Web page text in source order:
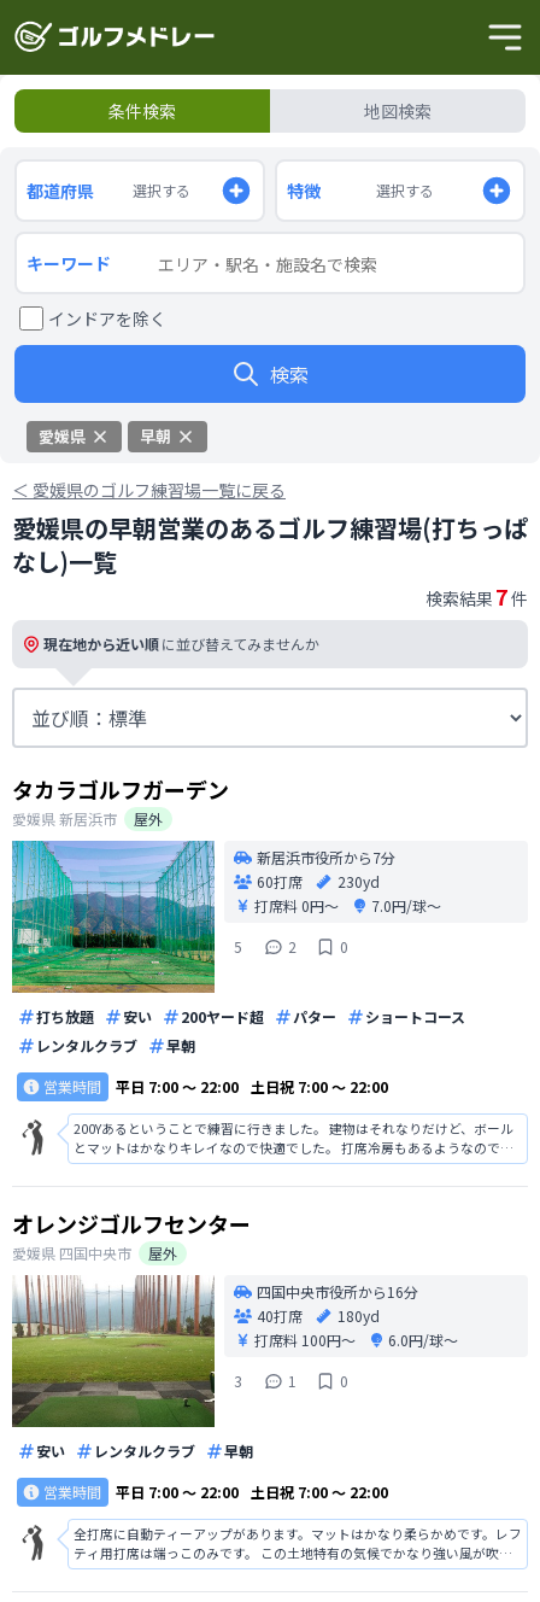
条件検索 地図検索
都道府県 選択する 特徴 選択する
キーワード
インドアを除く
検索
愛媛県 早朝
＜ 愛媛県のゴルフ練習場一覧に戻る
愛媛県の早朝営業のあるゴルフ練習場(打ちっぱ
なし)一覧
検索結果 7件
現在地から近い順に並び替えてみませんか
タカラゴルフガーデン
愛媛県新居浜市
屋外
新居浜市役所から7分
60打席
230yd
打席料0円〜
7.0円/球〜
5
2 0
打ち放題 安い 200ヤード超 パター
ショートコース
レンタルクラブ
早朝
営業時間
平日 7:00 〜 22:00 土日祝 7:00 〜 22:00
200Yあるということで練習に行きました。 建物はそれなりだけど、ボール
とマットはかなりキレイなので快適でした。 打席冷房もあるようなので、
これからの季節にはいいなと思いました。 今度はショートコースも回って
みたい
オレンジゴルフセンター
愛媛県 四国中央市
屋外
四国中央市役所から16分
40打席
180yd
打席料 100円〜
6.0円/球〜
3
1 0
安い レンタルクラブ
早朝
営業時間
平日 7:00 〜 22:00 土日祝 7:00 〜 22:00
全打席に自動ティーアップがあります。マットはかなり柔らかめです。レフ
ティ用打席は端っこのみです。 この土地特有の気候でかなり強い風が吹き
やすく、天候状況によりサイドや奥のネットが低くなったりするので、た
とえ1階からの打球でも高く飛ばしたり遠くに飛ばす方はネット越えに要注